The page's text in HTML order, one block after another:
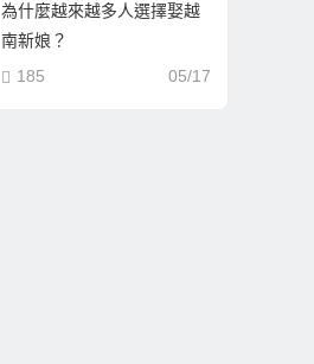
為什麼越來越多人選擇娶越
南新娘？
05/17
185